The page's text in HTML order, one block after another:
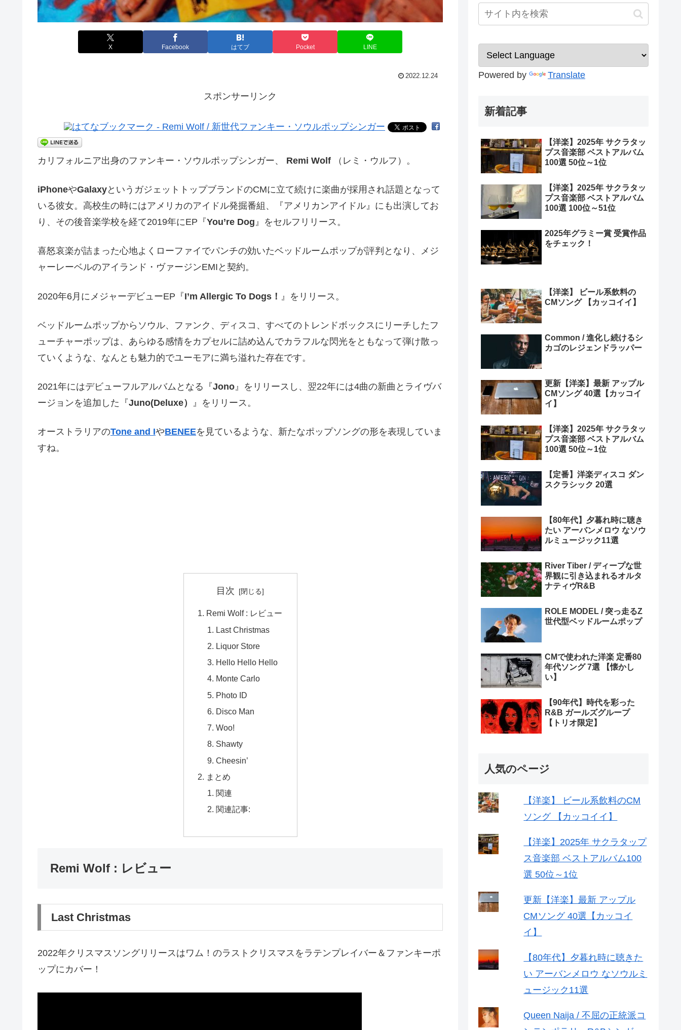
X Facebook はてブ Pocket LINE
2022.12.24
スポンサーリンク
カリフォルニア出身のファンキー・ソウルポップシンガー、 Remi Wolf （レミ・ウルフ）。
iPhoneやGalaxyというガジェットトップブランドのCMに立て続けに楽曲が採用され話題となって
いる彼女。高校生の時にはアメリカのアイドル発掘番組、『アメリカンアイドル』にも出演してお
り、その後音楽学校を経て2019年にEP『You’re Dog』をセルフリリース。
喜怒哀楽が詰まった心地よくローファイでパンチの効いたベッドルームポップが評判となり、メジ
ャーレーベルのアイランド・ヴァージンEMIと契約。
2020年6月にメジャーデビューEP『I’m Allergic To Dogs！ 』をリリース。
ベッドルームポップからソウル、ファンク、ディスコ、すべてのトレンドボックスにリーチしたフ
ューチャーポップは、あらゆる感​​情をカプセルに詰め込んでカラフルな閃光をともなって弾け散っ
ていくような、なんとも魅力的でユーモアに満ち溢れた存在です。
2021年にはデビューフルアルバムとなる『Jono 』をリリースし、翌22年には4曲の新曲とライヴバ
ージョンを追加した『Juno(Deluxe） 』をリリース。
オーストラリアのTone and IやBENEEを見ているような、新たなポップソングの形を表現していま
すね。
目次
Remi Wolf : レビュー
Last Christmas
Liquor Store
Hello Hello Hello
Monte Carlo
Photo ID
Disco Man
Woo!
Shawty
Cheesin’
まとめ
関連
関連記事:
Remi Wolf : レビュー
Last Christmas
2022年クリスマスソングリリースはワム！のラストクリスマスをラテンプレイバー＆ファンキーポ
ップにカバー！
Powered by Translate
新着記事
【洋楽】2025年 サクラタッ
プス音楽部 ベストアルバム
100選 50位～1位
【洋楽】2025年 サクラタッ
プス音楽部 ベストアルバム
100選 100位～51位
2025年グラミー賞 受賞作品
をチェック！
【洋楽】 ビール系飲料の
CMソング 【カッコイイ】
Common / 進化し続けるシ
カゴのレジェンドラッパー
更新【洋楽】最新 アップル
CMソング 40選【カッコイ
イ】
【洋楽】2025年 サクラタッ
プス音楽部 ベストアルバム
100選 50位～1位
【定番】洋楽ディスコ ダン
スクラシック 20選
【80年代】夕暮れ時に聴き
たい アーバンメロウ なソウ
ルミュージック11選
River Tiber / ディープな世
界観に引き込まれるオルタ
ナティヴR&B
ROLE MODEL / 突っ走るZ
世代型ベッドルームポップ
CMで使われた洋楽 定番80
年代ソング 7選 【懐かし
い】
【90年代】時代を彩った
R&B ガールズグループ
【トリオ限定】
人気のページ
【洋楽】 ビール系飲料のCM
ソング 【カッコイイ】
【洋楽】2025年 サクラタップ
ス音楽部 ベストアルバム100
選 50位～1位
更新【洋楽】最新 アップル
CMソング 40選【カッコイ
イ】
【80年代】夕暮れ時に聴きた
い アーバンメロウ なソウルミ
ュージック11選
Queen Naija / 不屈の正統派コ